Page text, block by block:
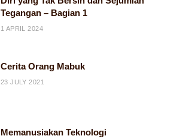
Tegangan – Bagian 1
1 APRIL 2024
Cerita Orang Mabuk
23 JULY 2021
Memanusiakan Teknologi